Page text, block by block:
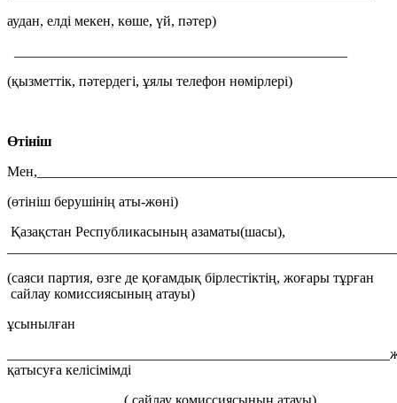
аудан, елді мекен, көше, үй, пәтер)
(қызметтік, пәтердегі, ұялы телефон нөмірлері)
Өтініш
(өтініш берушінің аты-жөні)
Қазақстан Республикасының азаматы(шасы),
(саяси партия, өзге де қоғамдық бірлестіктің, жоғары тұрған
сайлау комиссиясының атауы)
ұсынылған
қатысуға келісімімді